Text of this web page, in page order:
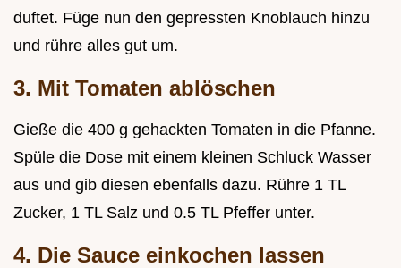
duftet. Füge nun den gepressten Knoblauch hinzu
und rühre alles gut um.
3. Mit Tomaten ablöschen
Gieße die 400 g gehackten Tomaten in die Pfanne.
Spüle die Dose mit einem kleinen Schluck Wasser
aus und gib diesen ebenfalls dazu. Rühre 1 TL
Zucker, 1 TL Salz und 0.5 TL Pfeffer unter.
4. Die Sauce einkochen lassen